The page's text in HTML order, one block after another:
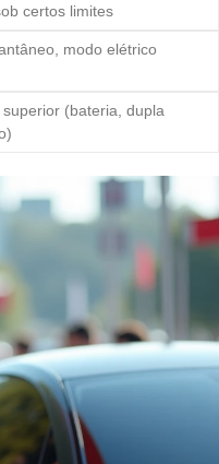
certos limites
modo elétrico
(bateria, dupla